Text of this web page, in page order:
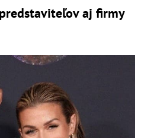
aj firmy